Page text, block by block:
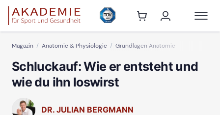
Magazin Anatomie & Physiologie Grundlagen Anatomie
Schluckauf: Wie er entsteht und
wie du ihn loswirst
DR. JULIAN BERGMANN